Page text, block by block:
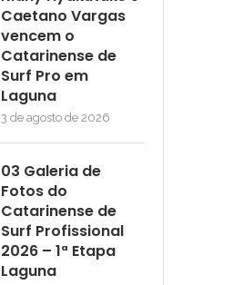
Caetano Vargas
vencem o
Catarinense de
Surf Pro em
Laguna
3 de agosto de 2026
03 Galeria de
Fotos do
Catarinense de
Surf Profissional
2026 – 1ª Etapa
Laguna